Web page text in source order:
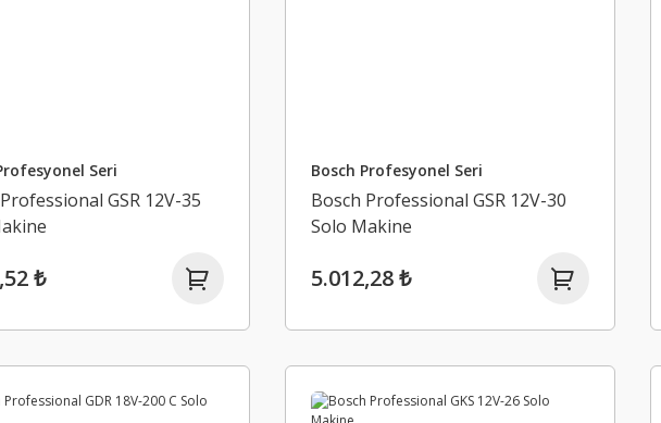
Seri
GSR 12V-35
₺
Bosch Profesyonel Seri
Bosch Professional GSR 12V-30
Solo Makine
5.012,28 ₺